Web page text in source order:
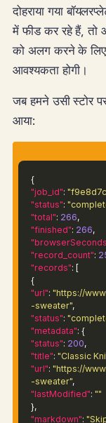
दोहराया गया
में फीड कर रहे हैं, तो
को अलग करने के
आवश्यकता होगी।
जब हमने उसी स्टोर
आया:
{
"job_id":
"status":
"total": 266,
"finished": 266,
"record_count":
"records": [
{
"url": "https://
-sweater",
"status":
"metadata": {
"status": 200,
"title": "Classic
"url": "https://
-sweater",
"lastModified": ""
},
"markdown":